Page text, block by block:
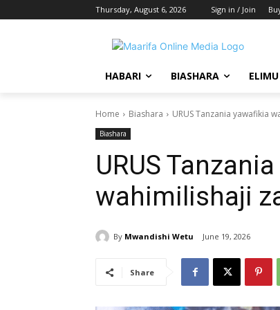
Thursday, August 6, 2026 Sign in / Join
HABARI BIASHARA ELIMU
Home Biashara URUS Tanzania yawafikia
Biashara
URUS
wahimilishaji
By Mwandishi Wetu June 19, 2026
Share